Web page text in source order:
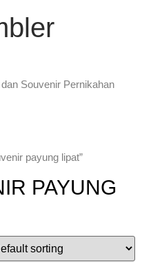
Souvenir Pernikahan
payung lipat”
PAYUNG